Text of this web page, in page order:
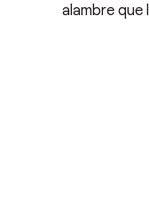
alambre que